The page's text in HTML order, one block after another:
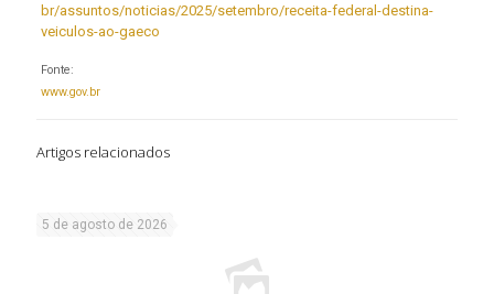
br/assuntos/noticias/2025/setembro/receita-federal-destina-
veiculos-ao-gaeco
Fonte:
www.gov.br
Artigos relacionados
5 de agosto de 2026